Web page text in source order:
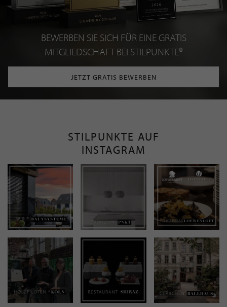
BEWERBEN SIE SICH FÜR EINE GRATIS
MITGLIEDSCHAFT BEI STILPUNKTE®
JETZT GRATIS BEWERBEN
STILPUNKTE AUF
INSTAGRAM